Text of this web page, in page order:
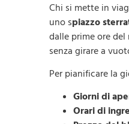
Chi si mette in
uno spiazzo
dalle prime ore
senza girare a
Per pianificare la
Giorni di
Orari di